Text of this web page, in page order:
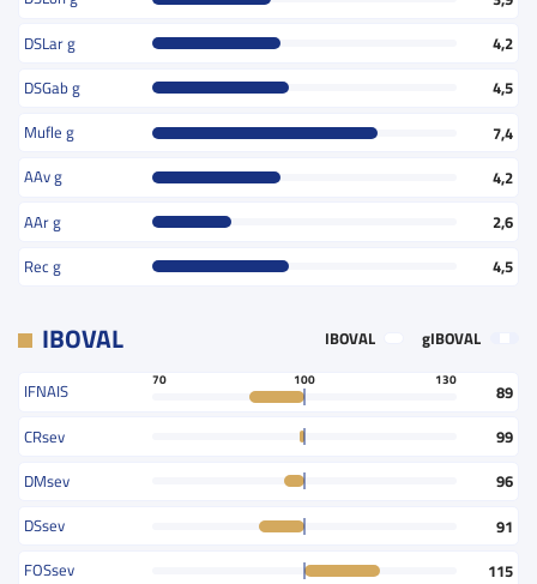
DSLar g
4,2
DSGab g
4,5
Mufle g
7,4
AAv g
4,2
AAr g
2,6
Rec g
4,5
IBOVAL IBOVAL gIBOVAL
IFNAIS
70 100 130
89
CRsev
99
DMsev
96
DSsev
91
FOSsev
115